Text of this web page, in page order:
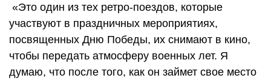
«Это один из тех ретро-поездов, которые
участвуют в праздничных мероприятиях,
посвященных Дню Победы, их снимают в кино,
чтобы передать атмосферу военных лет. Я
думаю, что после того, как он займет свое место